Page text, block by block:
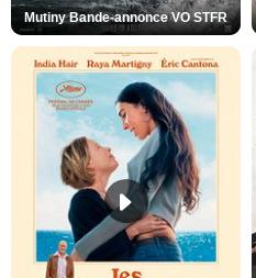
Mutiny Bande-annonce VO STFR